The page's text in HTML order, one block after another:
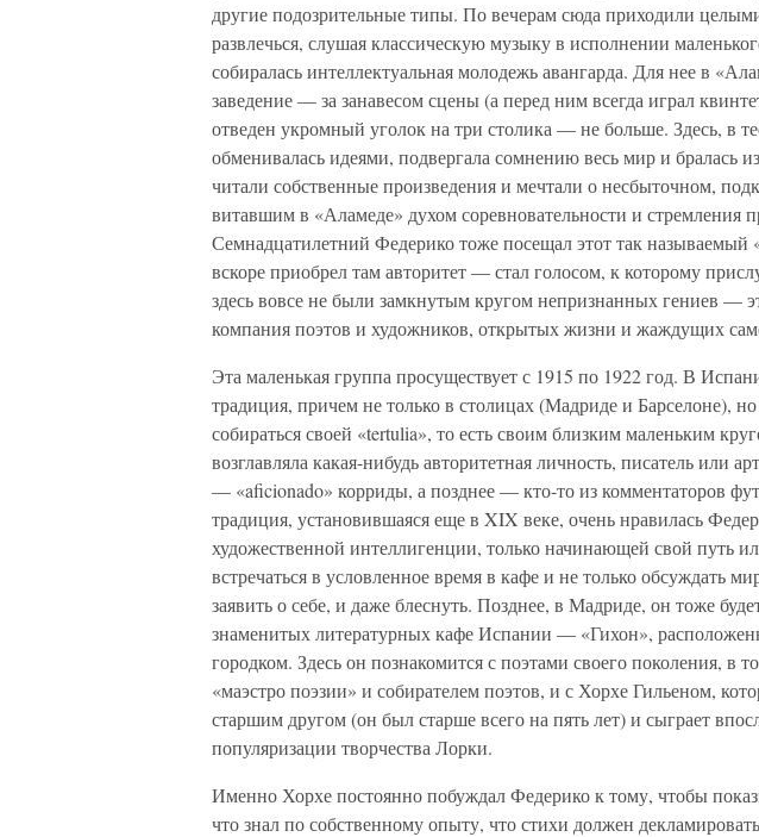
другие подозрительные типы. По вечерам сюда приходили
развлечься, слушая классическую музыку в исполнении
собиралась интеллектуальная молодежь авангарда. Для нее в
заведение — за занавесом сцены (а перед ним всегда играл
отведен укромный уголок на три столика — не больше. Здесь, в
обменивалась идеями, подвергала сомнению весь мир и бралась
читали собственные произведения и мечтали о несбыточном,
витавшим в «Аламеде» духом соревновательности и стремления
Семнадцатилетний Федерико тоже посещал этот так называемый
вскоре приобрел там авторитет — стал голосом, к которому
здесь вовсе не были замкнутым кругом непризнанных гениев —
компания поэтов и художников, открытых жизни и жаждущих
Эта маленькая группа просуществует с 1915 по 1922 год. В
традиция, причем не только в столицах (Мадриде и Барселоне),
собираться своей «tertulia», то есть своим близким маленьким
возглавляла какая-нибудь авторитетная личность, писатель или
— «aficionado» корриды, а позднее — кто-то из комментаторов
традиция, установившаяся еще в XIX веке, очень нравилась
художественной интеллигенции, только начинающей свой путь
встречаться в условленное время в кафе и не только обсуждать
заявить о себе, и даже блеснуть. Позднее, в Мадриде, он тоже
знаменитых литературных кафе Испании — «Гихон»,
городком. Здесь он познакомится с поэтами своего поколения, в
«маэстро поэзии» и собирателем поэтов, и с Хорхе Гильеном,
старшим другом (он был старше всего на пять лет) и сыграет
популяризации творчества Лорки.
Именно Хорхе постоянно побуждал Федерико к тому, чтобы
что знал по собственному опыту, что стихи должен